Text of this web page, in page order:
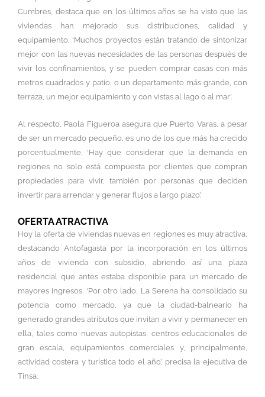
Cumbres, destaca que en los últimos años se ha visto que las
viviendas han mejorado sus distribuciones, calidad y
equipamiento. ‘Muchos proyectos están tratando de sintonizar
mejor con las nuevas necesidades de las personas después de
vivir los confinamientos, y se pueden comprar casas con más
metros cuadrados y patio, o un departamento más grande, con
terraza, un mejor equipamiento y con vistas al lago o al mar’.
Al respecto, Paola Figueroa asegura que Puerto Varas, a pesar
de ser un mercado pequeño, es uno de los que más ha crecido
porcentualmente. ‘Hay que considerar que la demanda en
regiones no solo está compuesta por clientes que compran
propiedades para vivir, también por personas que deciden
invertir para arrendar y generar flujos a largo plazo’.
OFERTA ATRACTIVA
Hoy la oferta de viviendas nuevas en regiones es muy atractiva,
destacando Antofagasta por la incorporación en los últimos
años de vivienda con subsidio, abriendo así una plaza
residencial que antes estaba disponible para un mercado de
mayores ingresos. ‘Por otro lado, La Serena ha consolidado su
potencia como mercado, ya que la ciudad-balneario ha
generado grandes atributos que invitan a vivir y permanecer en
ella, tales como nuevas autopistas, centros educacionales de
gran escala, equipamientos comerciales y, principalmente,
actividad costera y turística todo el año’, precisa la ejecutiva de
Tinsa.